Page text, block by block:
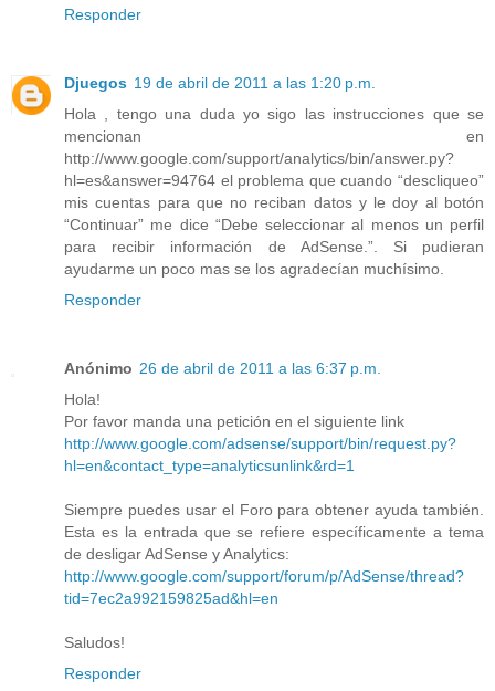
Responder
Djuegos 19 de abril de 2011 a las 1:20 p.m.
Hola , tengo una duda yo sigo las instrucciones que se
mencionan en
http://www.google.com/support/analytics/bin/answer.py?
hl=es&answer=94764 el problema que cuando “descliqueo”
mis cuentas para que no reciban datos y le doy al botón
“Continuar” me dice “Debe seleccionar al menos un perfil
para recibir información de AdSense.”. Si pudieran
ayudarme un poco mas se los agradecían muchísimo.
Responder
Anónimo 26 de abril de 2011 a las 6:37 p.m.
Hola!
Por favor manda una petición en el siguiente link
http://www.google.com/adsense/support/bin/request.py?
hl=en&contact_type=analyticsunlink&rd=1
Siempre puedes usar el Foro para obtener ayuda también.
Esta es la entrada que se refiere específicamente a tema
de desligar AdSense y Analytics:
http://www.google.com/support/forum/p/AdSense/thread?
tid=7ec2a992159825ad&hl=en
Saludos!
Responder